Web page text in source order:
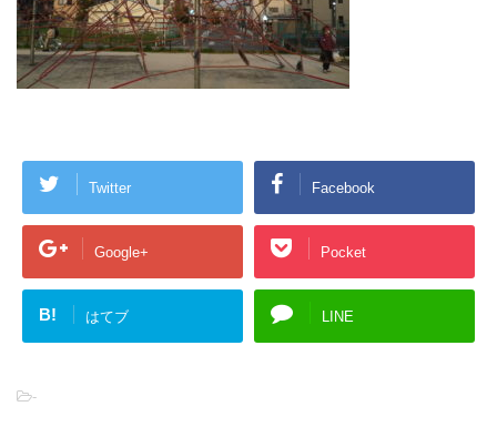
Twitter Facebook
Google+ Pocket
B! はてブ LINE
-